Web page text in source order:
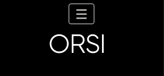
ORSI